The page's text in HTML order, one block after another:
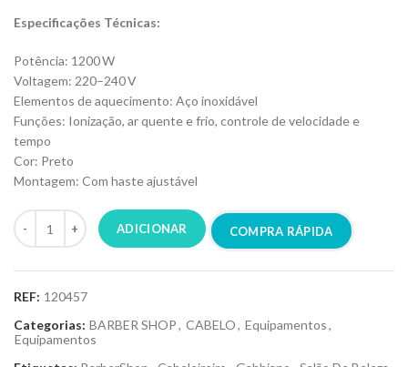
Especificações Técnicas:
Potência: 1200 W
Voltagem: 220–240 V
Elementos de aquecimento: Aço inoxidável
Funções: Ionização, ar quente e frio, controle de velocidade e
tempo
Cor: Preto
Montagem: Com haste ajustável
ADICIONAR COMPRA RÁPIDA
REF: 120457
Categorias: BARBER SHOP, CABELO, Equipamentos,
Equipamentos